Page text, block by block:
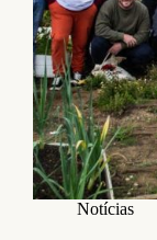
Notícias